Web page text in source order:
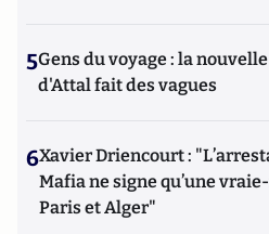
5Gens du voyage : la
d'Attal fait des vagues
6Xavier Driencourt :
Mafia ne signe qu’une
Paris et Alger"